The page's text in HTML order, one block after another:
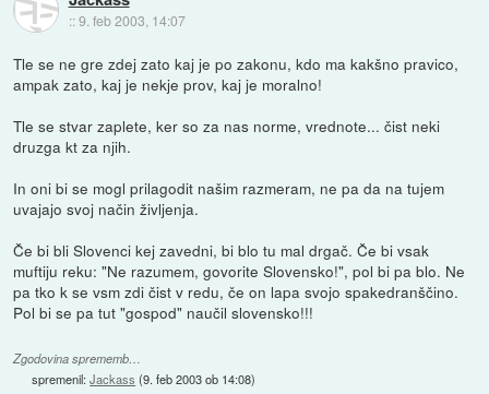
::9. feb 2003, 14:07
Tle se ne gre zdej zato kaj je po zakonu, kdo ma kakšno pravico,
ampak zato, kaj je nekje prov, kaj je moralno!
Tle se stvar zaplete, ker so za nas norme, vrednote... čist neki
druzga kt za njih.
In oni bi se mogl prilagodit našim razmeram, ne pa da na tujem
uvajajo svoj način življenja.
Če bi bli Slovenci kej zavedni, bi blo tu mal drgač. Če bi vsak
muftiju reku: "Ne razumem, govorite Slovensko!", pol bi pa blo. Ne
pa tko k se vsm zdi čist v redu, če on lapa svojo spakedranščino.
Pol bi se pa tut "gospod" naučil slovensko!!!
Zgodovina sprememb…
spremenil:Jackass (9. feb 2003 ob 14:08)